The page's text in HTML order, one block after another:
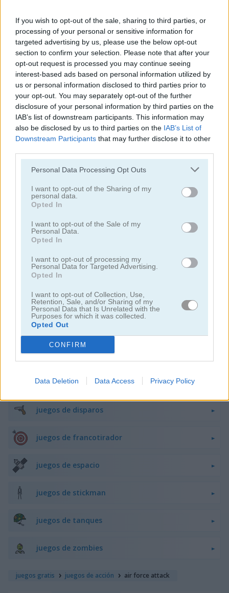
If you wish to opt-out of the sale, sharing to third parties, or
processing of your personal or sensitive information for
targeted advertising by us, please use the below opt-out
section to confirm your selection. Please note that after your
opt-out request is processed you may continue seeing
interest-based ads based on personal information utilized by
us or personal information disclosed to third parties prior to
your opt-out. You may separately opt-out of the further
disclosure of your personal information by third parties on the
IAB’s list of downstream participants. This information may
also be disclosed by us to third parties on the IAB’s List of
Downstream Participants that may further disclose it to other
Personal Data Processing Opt Outs
I want to opt-out of the Sharing of my
personal data.
Opted In
I want to opt-out of the Sale of my
Personal Data.
Opted In
I want to opt-out of processing my
Personal Data for Targeted Advertising.
Opted In
I want to opt-out of Collection, Use,
Retention, Sale, and/or Sharing of my
Personal Data that Is Unrelated with the
Purposes for which it was collected.
Opted Out
CONFIRM
Data Deletion Data Access Privacy Policy
juegos de alienígenas
juegos de tiro con arco
juegos de ejército
juegos de batalla
juegos de cañones
juegos de vaqueros
fáciles
juegos de peleas
juegos de armas
difíciles
juegos de caza
juegos de robots
juegos de barcos
juegos de disparos
juegos de francotirador
juegos de espacio
juegos de stickman
juegos de tanques
juegos de zombies
juegos gratis juegos de acción air force attack